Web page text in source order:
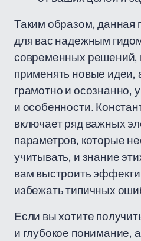
Таким образом, данная
для вас надежным
современных решений,
применять новые идеи,
грамотно и осознанно,
и особенности.
включает ряд важных
параметров, которые
учитывать, и знание
вам выстроить
избежать типичных
Если вы хотите
и глубокое понимание,